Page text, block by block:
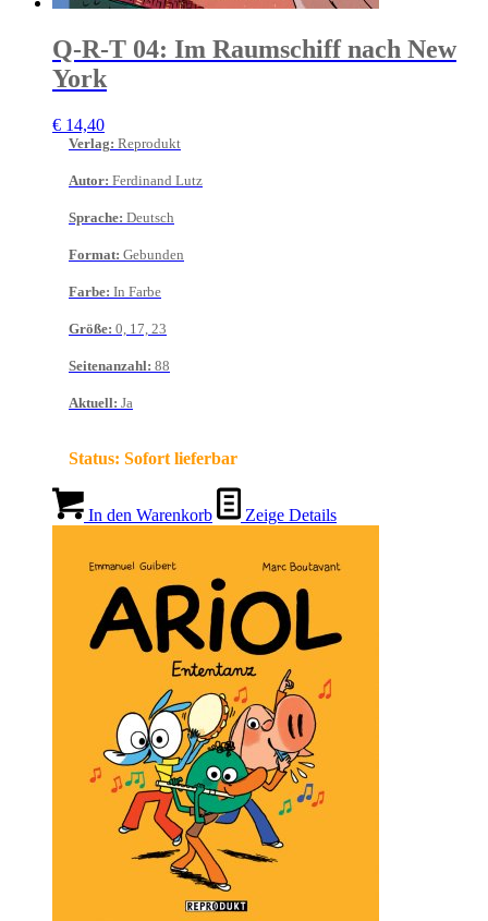
Q-R-T 04: Im Raumschiff nach New
York
€ 14,40
Verlag: Reprodukt
Autor: Ferdinand Lutz
Sprache: Deutsch
Format: Gebunden
Farbe: In Farbe
Größe: 0, 17, 23
Seitenanzahl: 88
Aktuell: Ja
Status: Sofort lieferbar
In den Warenkorb Zeige Details